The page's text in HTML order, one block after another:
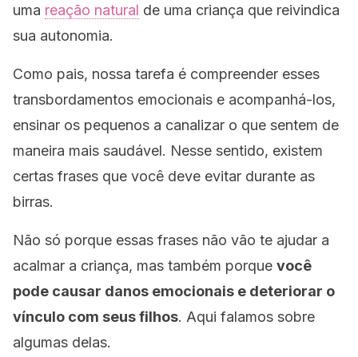
uma reação natural de uma criança que reivindica
sua autonomia.
Como pais, nossa tarefa é compreender esses
transbordamentos emocionais e acompanhá-los,
ensinar os pequenos a canalizar o que sentem de
maneira mais saudável. Nesse sentido, existem
certas frases que você deve evitar durante as
birras.
Não só porque essas frases não vão te ajudar a
acalmar a criança, mas também porque você
pode causar danos emocionais e deteriorar o
vínculo com seus filhos. Aqui falamos sobre
algumas delas.